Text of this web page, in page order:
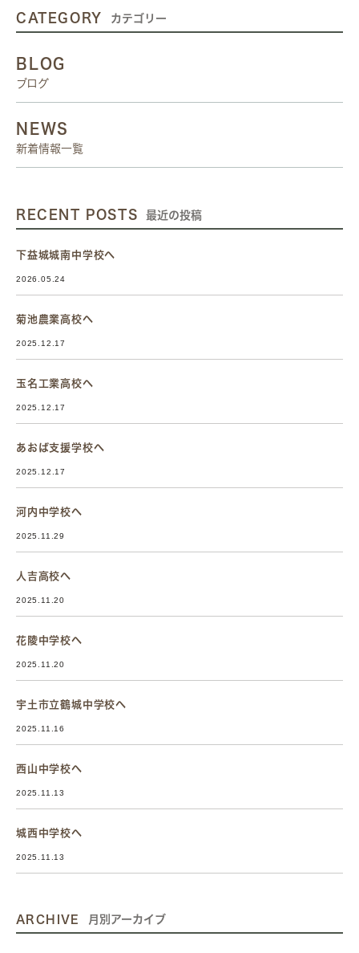
CATEGORY カテゴリー
BLOG
ブログ
NEWS
新着情報一覧
RECENT POSTS 最近の投稿
下益城城南中学校へ
2026.05.24
菊池農業高校へ
2025.12.17
玉名工業高校へ
2025.12.17
あおば支援学校へ
2025.12.17
河内中学校へ
2025.11.29
人吉高校へ
2025.11.20
花陵中学校へ
2025.11.20
宇土市立鶴城中学校へ
2025.11.16
西山中学校へ
2025.11.13
城西中学校へ
2025.11.13
ARCHIVE 月別アーカイブ